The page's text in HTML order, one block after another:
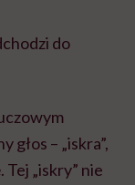
do
– „iskra”,
„iskry” nie